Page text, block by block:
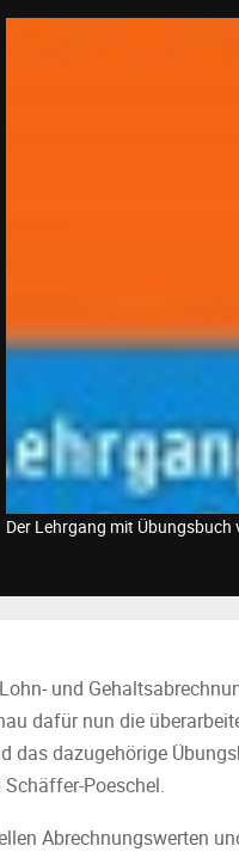
Der Lehrgang mit
und
dafür nun die
das dazugehörige
Poeschel.
Abrechnungswerten